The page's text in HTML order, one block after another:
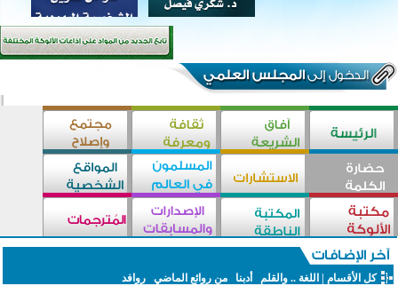
كل الأقسام اللغة .. والقلم أدبنا من روائع الماضي روافد